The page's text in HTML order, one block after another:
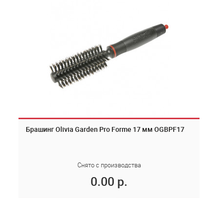
Брашинг Olivia Garden Pro Forme 17 мм OGBPF17
Снято с производства
0.00 р.